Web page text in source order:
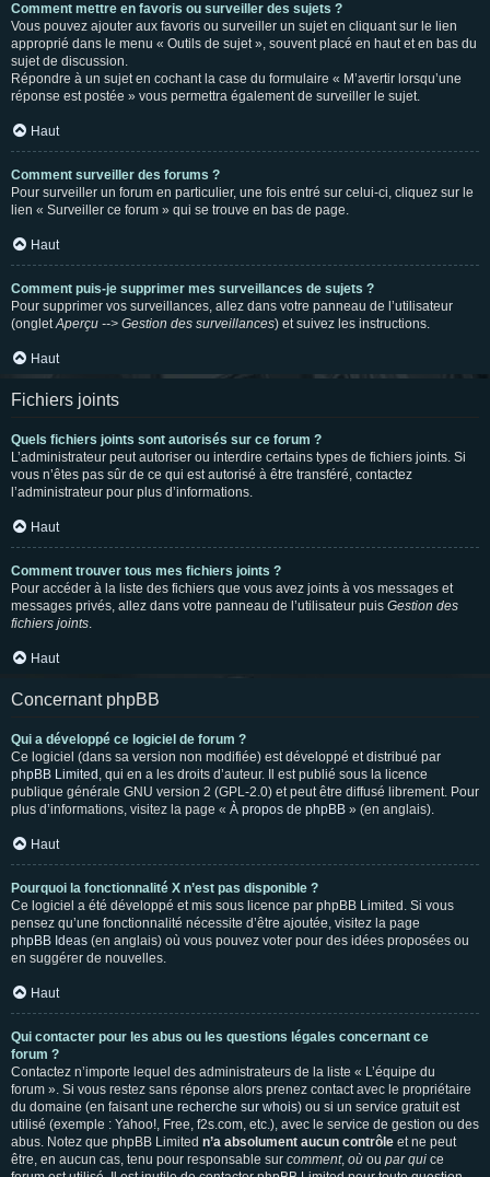
Comment mettre en favoris ou surveiller des sujets ?
Vous pouvez ajouter aux favoris ou surveiller un sujet en cliquant sur le lien
approprié dans le menu « Outils de sujet », souvent placé en haut et en bas du
sujet de discussion.
Répondre à un sujet en cochant la case du formulaire « M’avertir lorsqu’une
réponse est postée » vous permettra également de surveiller le sujet.
Haut
Comment surveiller des forums ?
Pour surveiller un forum en particulier, une fois entré sur celui-ci, cliquez sur le
lien « Surveiller ce forum » qui se trouve en bas de page.
Haut
Comment puis-je supprimer mes surveillances de sujets ?
Pour supprimer vos surveillances, allez dans votre panneau de l’utilisateur
(ongletAperçu --> Gestion des surveillances) et suivez les instructions.
Haut
Fichiers joints
Quels fichiers joints sont autorisés sur ce forum ?
L’administrateur peut autoriser ou interdire certains types de fichiers joints. Si
vous n’êtes pas sûr de ce qui est autorisé à être transféré, contactez
l’administrateur pour plus d’informations.
Haut
Comment trouver tous mes fichiers joints ?
Pour accéder à la liste des fichiers que vous avez joints à vos messages et
messages privés, allez dans votre panneau de l’utilisateur puis Gestion des
fichiers joints.
Haut
Concernant phpBB
Qui a développé ce logiciel de forum ?
Ce logiciel (dans sa version non modifiée) est développé et distribué par
phpBB Limited , qui en a les droits d’auteur. Il est publié sous la licence
publique générale GNU version 2 (GPL-2.0) et peut être diffusé librement. Pour
plus d’informations, visitez la page « À propos de phpBB » (en anglais).
Haut
Pourquoi la fonctionnalité X n’est pas disponible ?
Ce logiciel a été développé et mis sous licence par phpBB Limited. Si vous
pensez qu’une fonctionnalité nécessite d’être ajoutée, visitez la page
phpBB Ideas (en anglais) où vous pouvez voter pour des idées proposées ou
en suggérer de nouvelles.
Haut
Qui contacter pour les abus ou les questions légales concernant ce
forum ?
Contactez n’importe lequel des administrateurs de la liste « L’équipe du
forum ». Si vous restez sans réponse alors prenez contact avec le propriétaire
du domaine (en faisant une recherche sur whois) ou si un service gratuit est
utilisé (exemple : Yahoo!, Free, f2s.com, etc.), avec le service de gestion ou des
abus. Notez que phpBB Limited n’a absolument aucun contrôle et ne peut
être, en aucun cas, tenu pour responsable sur comment, où ou par qui ce